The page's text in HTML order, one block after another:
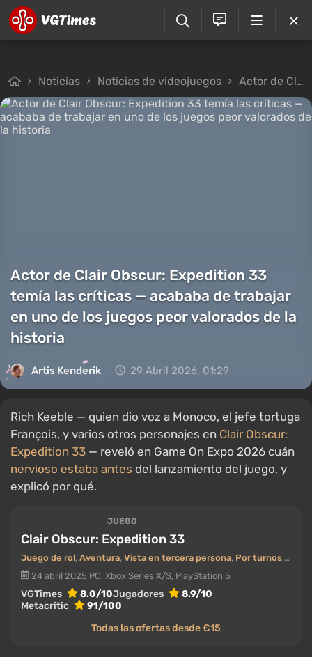
Noticias Noticias de videojuegos Actor de Clair Obscur: Expedition 33 temía las críticas — acababa de trabajar en uno de los juegos peor valorados de la historia
Actor de Clair Obscur: Expedition 33
temía las críticas — acababa de trabajar
en uno de los juegos peor valorados de la
historia
Artis Kenderik 29 Abril 2026, 01:29
Rich Keeble — quien dio voz a Monoco, el jefe tortuga
François, y varios otros personajes en Clair Obscur:
Expedition 33 — reveló en Game On Expo 2026 cuán
nervioso estaba antes del lanzamiento del juego, y
explicó por qué.
JUEGO
Clair Obscur: Expedition 33
Juego de rol, Aventura, Vista en tercera persona, Por turnos,
24 abril 2025 PC, Xbox Series X/S, PlayStation 5
VGTimes 8.0/10Jugadores
8.9/10
Metacritic
91/100
Todas las ofertas desde €15